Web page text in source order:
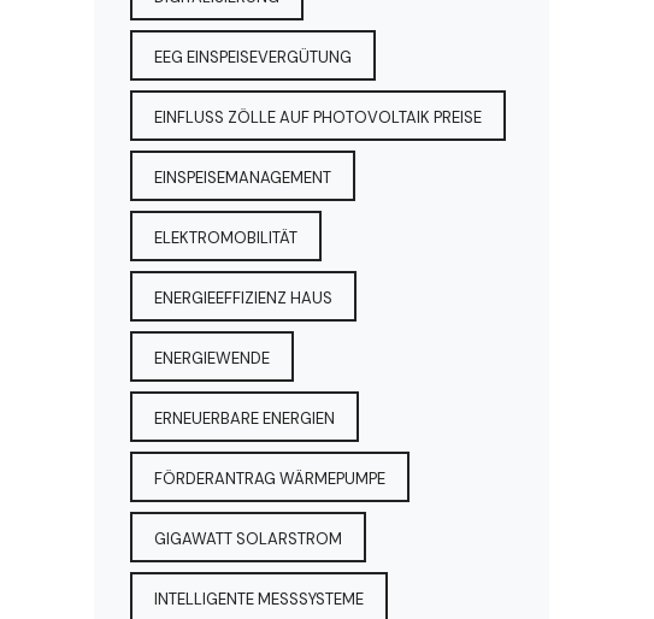
EEG EINSPEISEVERGÜTUNG
EINFLUSS ZÖLLE AUF PHOTOVOLTAIK PREISE
EINSPEISEMANAGEMENT
ELEKTROMOBILITÄT
ENERGIEEFFIZIENZ HAUS
ENERGIEWENDE
ERNEUERBARE ENERGIEN
FÖRDERANTRAG WÄRMEPUMPE
GIGAWATT SOLARSTROM
INTELLIGENTE MESSSYSTEME